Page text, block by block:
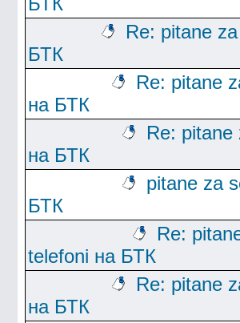
Re: pitane
БТК
Re: pitane
на БТК
Re: pitane
на БТК
pitane za
БТК
Re:
telefoni на БТК
Re: pitane
на БТК